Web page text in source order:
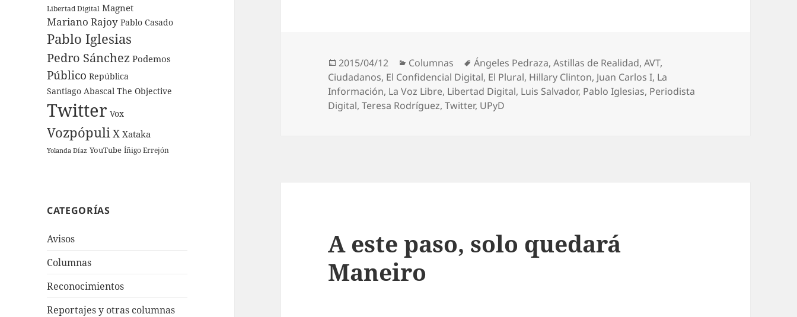
Libertad Digital Magnet
Mariano Rajoy Pablo Casado
Pablo Iglesias
Pedro Sánchez Podemos
Público República
Santiago Abascal The Objective
Twitter Vox
Vozpópuli X Xataka
Yolanda Díaz YouTube Íñigo Errejón
CATEGORÍAS
Avisos
Columnas
Reconocimientos
Reportajes y otras columnas
Publicado
el
2015/04/12 Categorías
Columnas Etiquetas
Ángeles Pedraza,Astillas de Realidad,AVT,
Ciudadanos, El Confidencial Digital, El Plural, Hillary Clinton, Juan Carlos I, La
Información, La Voz Libre, Libertad Digital, Luis Salvador, Pablo Iglesias, Periodista
Digital,Teresa Rodríguez,Twitter, UPyD
A este paso, solo quedará
Maneiro